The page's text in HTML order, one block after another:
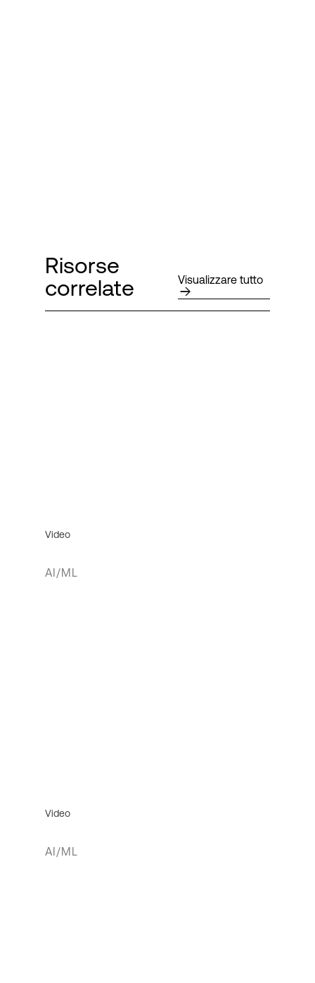
Risorse
correlate
Visualizzare tutto
Video
AI/ML
Video
AI/ML